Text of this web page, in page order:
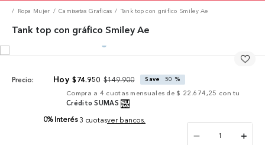
Ropa Mujer Camisetas Graficas Tank top con gráfico Smiley Ae
Tank top con gráfico Smiley Ae
Precio: $74.950 $149.900 Save 50 %
Compra a 4 cuotas mensuales de $ 22.674,25 con tu
Crédito SUMAS
0% Interés 3 cuotasver bancos.
＋
－